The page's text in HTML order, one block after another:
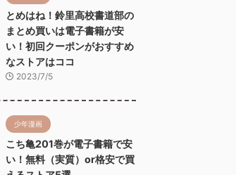
とめはね！鈴里高校書道部の
まとめ買いは電子書籍が安
い！初回クーポンがおすすめ
なストアはココ
2023/7/5
少年漫画
こち亀201巻が電子書籍で安
い！無料（実質）or格安で買